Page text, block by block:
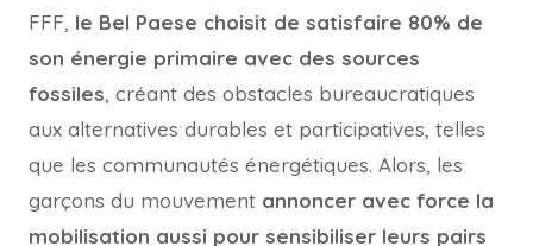
FFF, le Bel Paese choisit de satisfaire 80% de
son énergie primaire avec des sources
fossiles, créant des obstacles bureaucratiques
aux alternatives durables et participatives, telles
que les communautés énergétiques. Alors, les
garçons du mouvement annoncer avec force la
mobilisation aussi pour sensibiliser leurs pairs